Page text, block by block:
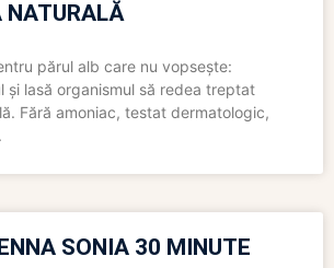
NATURALĂ
părul alb care nu vopsește:
și lasă organismul să redea treptat
Fără amoniac, testat dermatologic,
SONIA 30 MINUTE